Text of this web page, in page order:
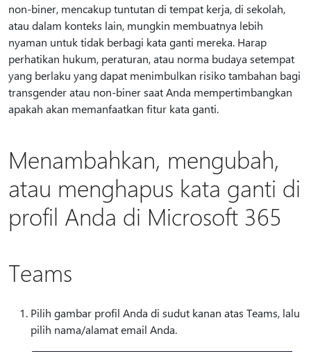
non-biner, mencakup tuntutan di tempat kerja, di sekolah,
atau dalam konteks lain, mungkin membuatnya lebih
nyaman untuk tidak berbagi kata ganti mereka. Harap
perhatikan hukum, peraturan, atau norma budaya setempat
yang berlaku yang dapat menimbulkan risiko tambahan bagi
transgender atau non-biner saat Anda mempertimbangkan
apakah akan memanfaatkan fitur kata ganti.
Menambahkan, mengubah,
atau menghapus kata ganti di
profil Anda di Microsoft 365
Teams
Pilih gambar profil Anda di sudut kanan atas Teams, lalu
pilih nama/alamat email Anda.